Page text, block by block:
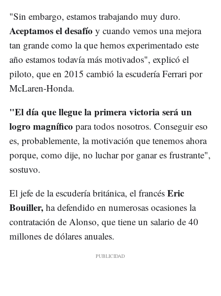
"Sin embargo, estamos trabajando muy duro.
Aceptamos el desafío y cuando vemos una mejora
tan grande como la que hemos experimentado este
año estamos todavía más motivados", explicó el
piloto, que en 2015 cambió la escudería Ferrari por
McLaren-Honda.
"El día que llegue la primera victoria será un
logro magnífico para todos nosotros. Conseguir eso
es, probablemente, la motivación que tenemos ahora
porque, como dije, no luchar por ganar es frustrante",
sostuvo.
El jefe de la escudería británica, el francés Eric
Bouiller, ha defendido en numerosas ocasiones la
contratación de Alonso, que tiene un salario de 40
millones de dólares anuales.